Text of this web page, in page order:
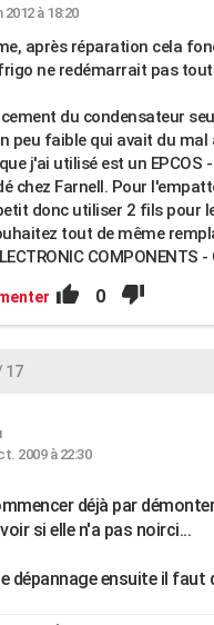
2012 à 18:20
après réparation cela
ne redémarrait pas
du condensateur
peu faible qui avait du mal
j'ai utilisé est un EPCOS
chez Farnell. Pour
donc utiliser 2 fils pour
tout de même
COMPONENTS
0
17
2009 à 22:30
déjà par
si elle n'a pas noirci...
dépannage ensuite il faut